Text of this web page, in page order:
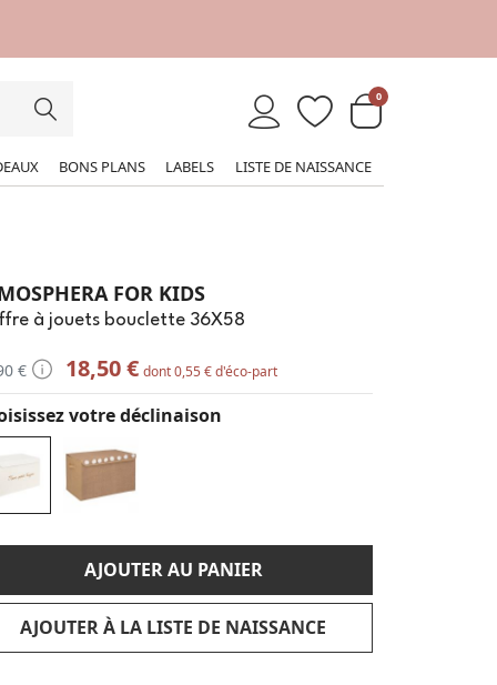
0
BONS PLANS LABELS LISTE DE NAISSANCE
FOR KIDS
à jouets bouclette 36X58
€ 18,50 € dont 0,55 € d'éco-part
votre déclinaison
AJOUTER AU PANIER
AJOUTER À LA LISTE DE NAISSANCE